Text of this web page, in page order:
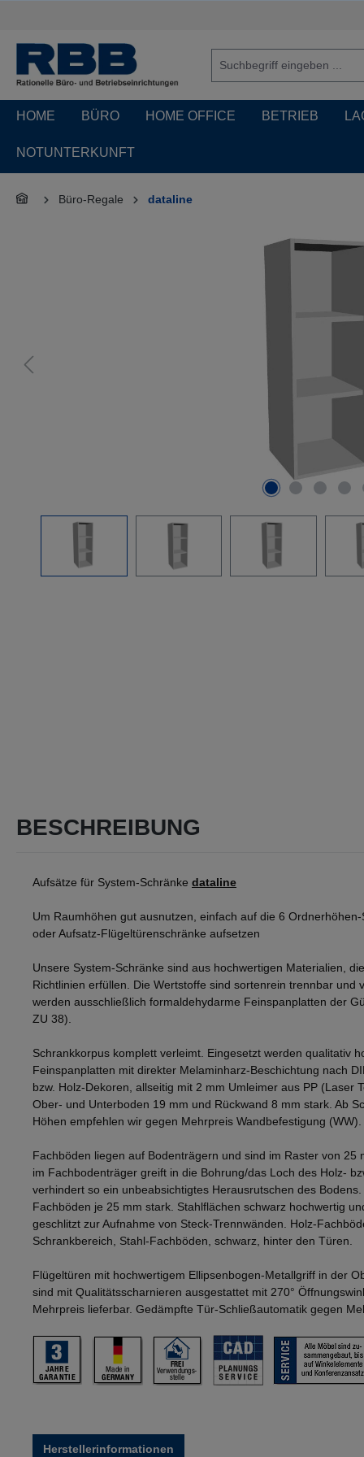
HOME BÜRO HOME OFFICE BETRIEB
NOTUNTERKUNFT
Büro-Regale dataline
BESCHREIBUNG
Aufsätze für System-Schränke dataline
Um Raumhöhen gut ausnutzen, einfach auf die 6
oder Aufsatz-Flügeltürenschränke aufsetzen
Unsere System-Schränke sind aus hochwertigen Materialien,
Richtlinien erfüllen. Die Wertstoffe sind sortenrein trennbar und
werden ausschließlich formaldehydarme Feinspanplatten der
ZU 38).
Schrankkorpus komplett verleimt. Eingesetzt werden qualitativ
Feinspanplatten mit direkter Melaminharz-Beschichtung nach
bzw. Holz-Dekoren, allseitig mit 2 mm Umleimer aus PP (Laser
Ober- und Unterboden 19 mm und Rückwand 8 mm stark. Ab
Höhen empfehlen wir gegen Mehrpreis Wandbefestigung (WW).
Fachböden liegen auf Bodenträgern und sind im Raster von 25
im Fachbodenträger greift in die Bohrung/das Loch des Holz-
verhindert so ein unbeabsichtigtes Herausrutschen des
Fachböden je 25 mm stark. Stahlflächen schwarz hochwertig
geschlitzt zur Aufnahme von Steck-Trennwänden. Holz-
Schrankbereich, Stahl-Fachböden, schwarz, hinter den Türen.
Flügeltüren mit hochwertigem Ellipsenbogen-Metallgriff in der
sind mit Qualitätsscharnieren ausgestattet mit 270°
Mehrpreis lieferbar. Gedämpfte Tür-Schließautomatik gegen
Herstellerinformationen